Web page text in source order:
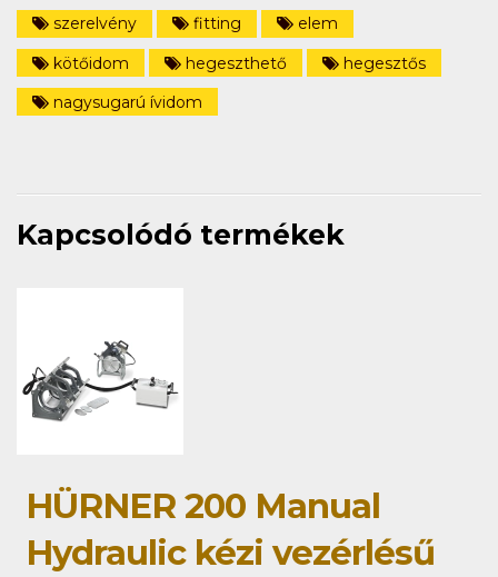
szerelvény
fitting
elem
kötőidom
hegeszthető
hegesztős
nagysugarú ívidom
Kapcsolódó termékek
HÜRNER 200 Manual
Hydraulic kézi vezérlésű